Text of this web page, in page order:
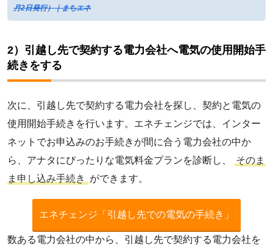
月2日発行）｜まちエネ
2）引越し先で契約する電力会社へ電気の使用開始手
続きをする
次に、引越し先で契約する電力会社を探し、契約と電気の
使用開始手続きを行います。エネチェンジでは、インター
ネットでお申込みのお手続きが間に合う電力会社の中か
ら、アナタにぴったりな電気料金プランを診断し、
そのま
ま申し込み手続き
ができます。
エネチェンジ「引越し先での電気の手続き」
数ある電力会社の中から、引越し先で契約する電力会社を